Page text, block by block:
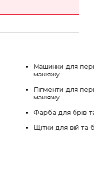
Машинки для
макіяжу
Пігменти для
макіяжу
Фарба для брів
Щітки для вій та